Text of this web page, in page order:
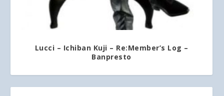
Lucci – Ichiban Kuji – Re:Member’s Log –
Banpresto